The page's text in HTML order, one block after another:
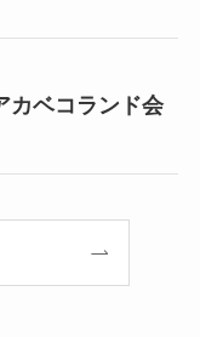
ベコランド会